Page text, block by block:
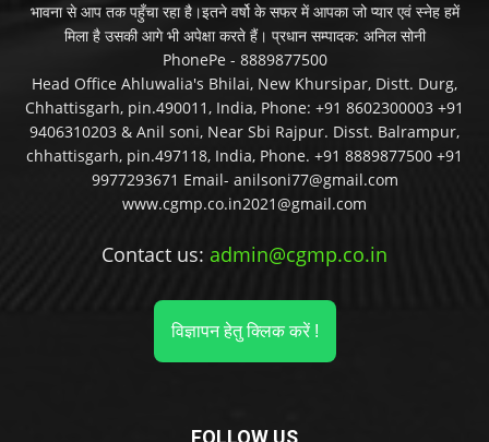
भावना से आप तक पहुँचा रहा है।इतने वर्षो के सफर में आपका जो प्यार एवं स्नेह हमें
मिला है उसकी आगे भी अपेक्षा करते हैं। प्रधान सम्पादक: अनिल सोनी
PhonePe - 8889877500
Head Office Ahluwalia's Bhilai, New Khursipar, Distt. Durg,
Chhattisgarh, pin.490011, India, Phone: +91 8602300003 +91
9406310203 & Anil soni, Near Sbi Rajpur. Disst. Balrampur,
chhattisgarh, pin.497118, India, Phone. +91 8889877500 +91
9977293671 Email- anilsoni77@gmail.com
www.cgmp.co.in2021@gmail.com
Contact us: admin@cgmp.co.in
विज्ञापन हेतु क्लिक करें !